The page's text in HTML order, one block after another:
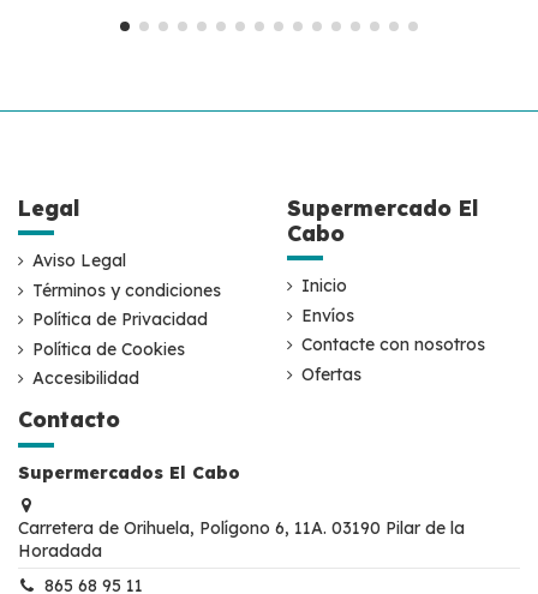
Legal
Aviso Legal
Términos y condiciones
Política de Privacidad
Política de Cookies
Accesibilidad
Supermercado El
Cabo
Inicio
Envíos
Contacte con nosotros
Ofertas
Contacto
Supermercados El Cabo
Carretera de Orihuela, Polígono 6, 11A. 03190 Pilar de la
Horadada
865 68 95 11